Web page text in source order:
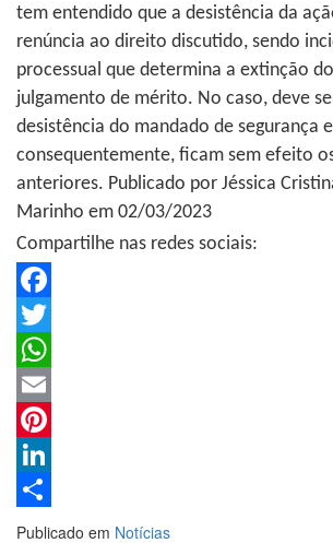
tem entendido que a desistência da
renúncia ao direito discutido, sendo
processual que determina a extinção
julgamento de mérito. No caso, deve
desistência do mandado de segurança
consequentemente, ficam sem efeito
anteriores. Publicado por Jéssica
Marinho em 02/03/2023
Compartilhe nas redes sociais:
Facebook
Twitter
WhatsApp
Email
Pinterest
LinkedIn
Share
Publicado em Notícias